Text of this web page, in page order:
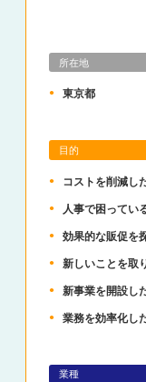
所在地
東京都
目的
コストを削減し
人事で困ってい
効果的な販促を
新しいことを取
新事業を開設し
業務を効率化し
業種